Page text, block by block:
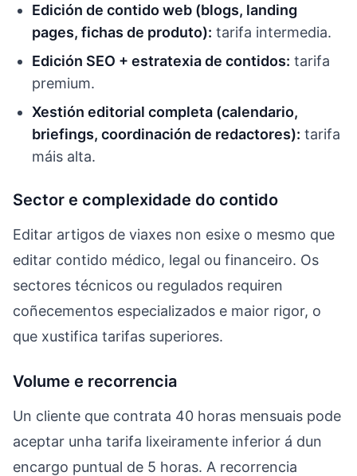
Edición de contido web (blogs, landing
pages, fichas de produto): tarifa intermedia.
Edición SEO + estratexia de contidos: tarifa
premium.
Xestión editorial completa (calendario,
briefings, coordinación de redactores): tarifa
máis alta.
Sector e complexidade do contido
Editar artigos de viaxes non esixe o mesmo que
editar contido médico, legal ou financeiro. Os
sectores técnicos ou regulados requiren
coñecementos especializados e maior rigor, o
que xustifica tarifas superiores.
Volume e recorrencia
Un cliente que contrata 40 horas mensuais pode
aceptar unha tarifa lixeiramente inferior á dun
encargo puntual de 5 horas. A recorrencia